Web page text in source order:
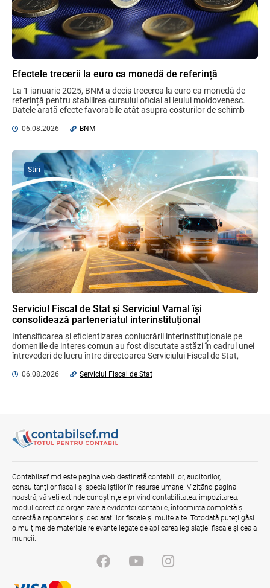
03.08.2026 Ministerul Finanțelor
MIA Plăți Instant: Soluția inovativă pentru
publice
05.08.2026 BNM
Noțiuni noi în Legea contabilității și
06.08.2026
Proiectul de lege referitor la contractele
de credit pentru bunuri imobile
rezidențiale, consultat cu părțile
interesate
04.08.2026 Ministerul Finanțelor
Plafonul operațiunilor valutare de capital
fără autorizarea BNM va crește
Misiune oficială în cadrul proiectului
reformei finanțelor publice și a
administrării fiscale pentru aderarea la
04.08.2026 Serviciul Fiscal de Stat
săptămâna precedentă
04.08.2026
Bunurile și banii confiscați vor fi utilizați
în scopuri sociale și în interes public
06.08.2026 Guvernul RM
Efectele trecerii la euro ca monedă de referință
La 1 ianuarie 2025, BNM a decis trecerea la euro ca monedă de
referință pentru stabilirea cursului oficial al leului moldovenesc.
Datele arată efecte favorabile atât asupra costurilor de schimb
06.08.2026 BNM
Serviciul Fiscal de Stat și Serviciul Vamal își
consolidează parteneriatul interinstituțional
Intensificarea și eficientizarea conlucrării interinstituționale pe
domeniile de interes comun au fost discutate astăzi în cadrul unei
întrevederi de lucru între directoarea Serviciului Fiscal de Stat,
06.08.2026 Serviciul Fiscal de Stat
Știri
Contabilsef.md este pagina web destinată contabililor, auditorilor,
consultanților fiscali și specialiștilor în resurse umane. Vizitând pagina
noastră, vă veți extinde cunoștințele privind contabilitatea, impozitarea,
modul corect de organizare a evidenței contabile, întocmirea completă și
corectă a rapoartelor și declarațiilor fiscale și multe alte. Totodată puteți găsi
o mulțime de materiale relevante legate de aplicarea legislației fiscale și cea a
muncii.